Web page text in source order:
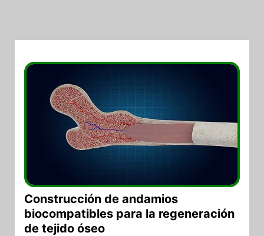
Construcción de andamios
biocompatibles para la regeneración
de tejido óseo